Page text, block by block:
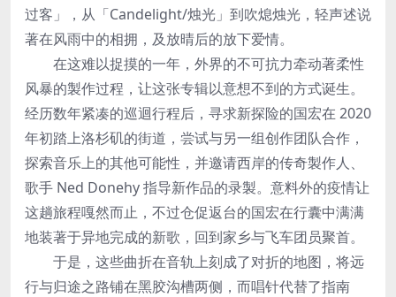
过客」，从「Candelight/烛光」到吹熄烛光，轻声述说
著在风雨中的相拥，及放晴后的放下爱情。
在这难以捉摸的一年，外界的不可抗力牵动著柔性
风暴的製作过程，让这张专辑以意想不到的方式诞生。
经历数年紧凑的巡迴行程后，寻求新探险的国宏在 2020
年初踏上洛杉矶的街道，尝试与另一组创作团队合作，
探索音乐上的其他可能性，并邀请西岸的传奇製作人、
歌手 Ned Donehy 指导新作品的录製。意料外的疫情让
这趟旅程嘎然而止，不过仓促返台的国宏在行囊中满满
地装著于异地完成的新歌，回到家乡与飞车团员聚首。
于是，这些曲折在音轨上刻成了对折的地图，将远
行与归途之路铺在黑胶沟槽两侧，而唱针代替了指南